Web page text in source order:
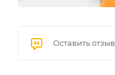
Оставить отзыв